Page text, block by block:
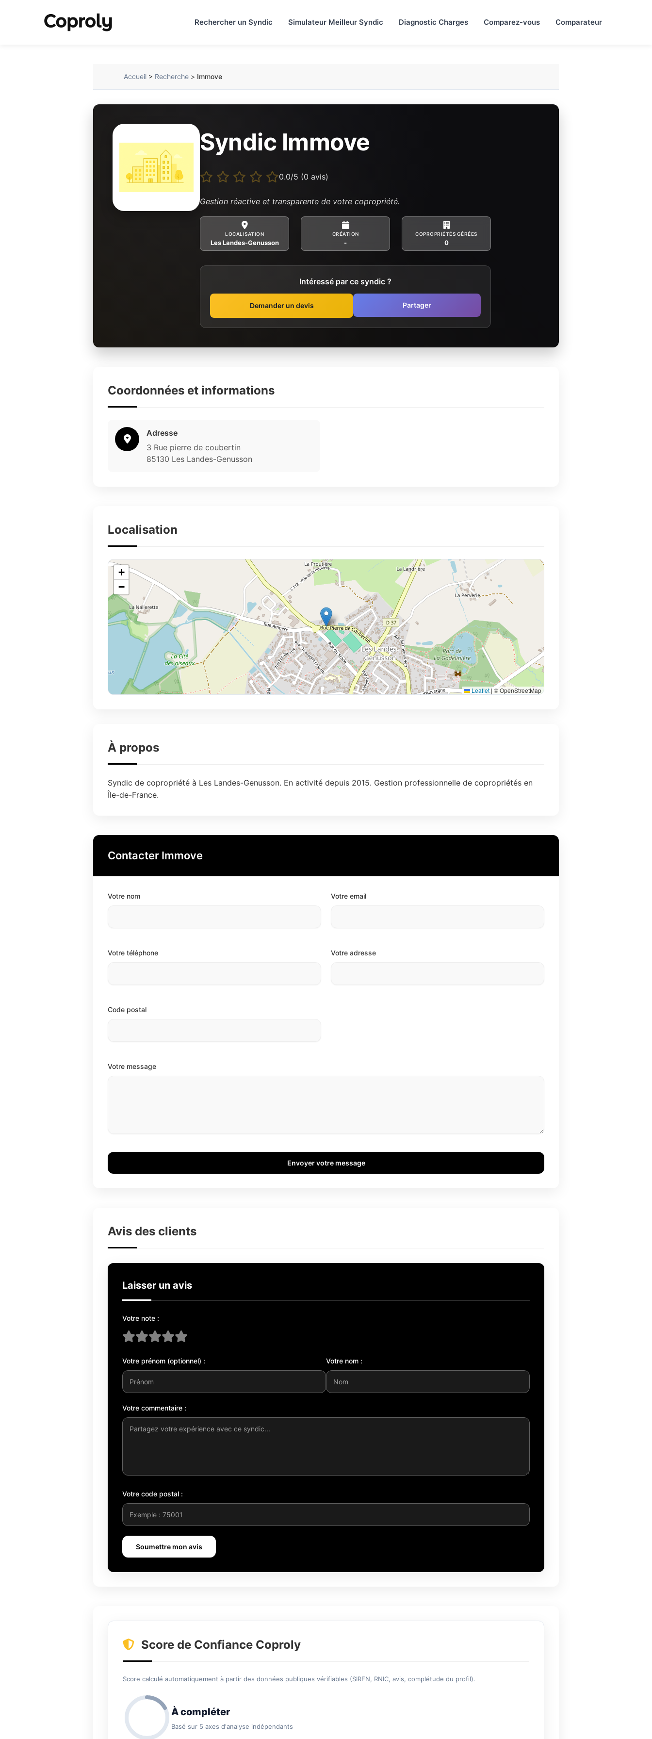
Rechercher un Syndic Simulateur Meilleur Syndic Diagnostic Charges Comparez-vous Comparateur
Accueil > Recherche > Immove
Syndic Immove
0.0/5 (0 avis)
Gestion réactive et transparente de votre copropriété.
LOCALISATION
Les Landes-Genusson
CRÉATION
-
COPROPRIÉTÉS GÉRÉES
0
Intéressé par ce syndic ?
Demander un devis Partager
Coordonnées et informations
Adresse
3 Rue pierre de coubertin
85130 Les Landes-Genusson
Localisation
+
−
Leaflet | © OpenStreetMap
À propos
Syndic de copropriété à Les Landes-Genusson. En activité depuis 2015. Gestion professionnelle de copropriétés en
Île-de-France.
Contacter Immove
Votre nom Votre email
Votre téléphone Votre adresse
Code postal
Votre message
Envoyer votre message
Avis des clients
Laisser un avis
Votre note :
Votre prénom (optionnel) : Votre nom :
Votre commentaire :
Votre code postal :
Soumettre mon avis
Score de Confiance Coproly
Score calculé automatiquement à partir des données publiques vérifiables (SIREN, RNIC, avis, complétude du profil).
À compléter
Basé sur 5 axes d'analyse indépendants